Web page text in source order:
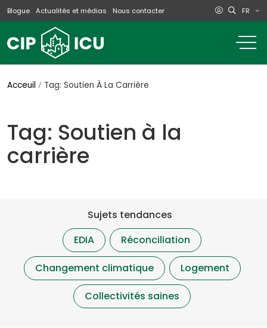
Blogue Actualités et médias Nous contacter FR
Acceuil Tag: Soutien À La Carrière
Tag: Soutien à la
carrière
Sujets tendances
EDIA
Réconciliation
Changement climatique Logement
Collectivités saines